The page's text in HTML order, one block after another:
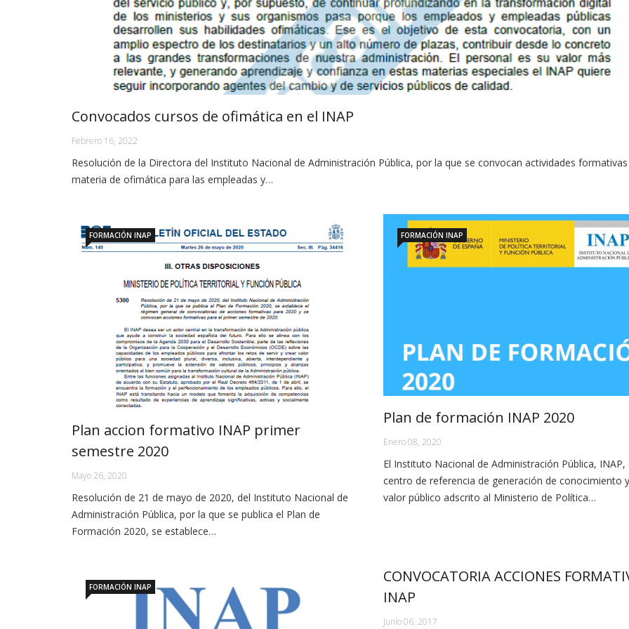
Convocados cursos de ofimática en el INAP
Febrero 16, 2022
Resolución de la Directora del Instituto Nacional de Administración Pública, por la que se convocan actividades
materia de ofimática para las empleadas y…
FORMACIÓN INAP
Plan accion formativo INAP primer
semestre 2020
Mayo 26, 2020
Resolución de 21 de mayo de 2020, del Instituto Nacional de
Administración Pública, por la que se publica el Plan de
Formación 2020, se establece…
FORMACIÓN INAP
Plan de formación INAP 2020
Enero 08, 2020
El Instituto Nacional de Administración Pública, INAP,
centro de referencia de generación de conocimiento
valor público adscrito al Ministerio de Política…
FORMACIÓN INAP
CONVOCATORIA ACCIONES
INAP
Junio 06, 2017